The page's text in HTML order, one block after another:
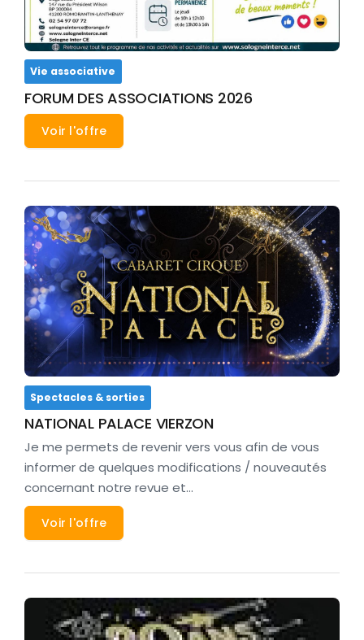
Vie associative
FORUM DES ASSOCIATIONS 2026
Voir l'offre
Spectacles & sorties
NATIONAL PALACE VIERZON
Je me permets de revenir vers vous afin de vous
informer de quelques modifications / nouveautés
concernant notre revue et…
Voir l'offre